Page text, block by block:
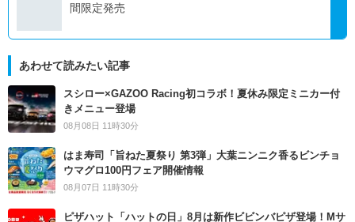
間限定発売
あわせて読みたい記事
スシロー×GAZOO Racing初コラボ！夏休み限定ミニカー付
きメニュー登場
08月08日 11時30分
はま寿司「旨ねた夏祭り 第3弾」大葉ニンニク香るビンチョ
ウマグロ100円フェア開催情報
08月07日 11時30分
ピザハット「ハットの日」8月は新作ビビンバピザ登場！Mサ